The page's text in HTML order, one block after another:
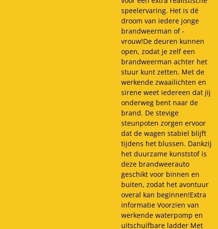
speelervaring. Het is dé
droom van iedere jonge
brandweerman of -
vrouw!De deuren kunnen
open, zodat je zelf een
brandweerman achter het
stuur kunt zetten. Met de
werkende zwaailichten en
sirene weet iedereen dat jij
onderweg bent naar de
brand. De stevige
steunpoten zorgen ervoor
dat de wagen stabiel blijft
tijdens het blussen. Dankzij
het duurzame kunststof is
deze brandweerauto
geschikt voor binnen en
buiten, zodat het avontuur
overal kan beginnen!Extra
informatie Voorzien van
werkende waterpomp en
uitschuifbare ladder Met